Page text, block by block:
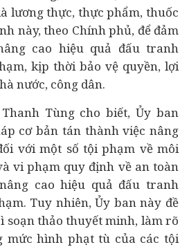
lương thực, thực phẩm, thuốc
này, theo Chính phủ, để đảm
cao hiệu quả đấu tranh
kịp thời bảo vệ quyền, lợi
nước, công dân.
Tùng cho biết, Ủy ban
cơ bản tán thành việc nâng
với một số tội phạm về môi
vi phạm quy định về an toàn
cao hiệu quả đấu tranh
Tuy nhiên, Ủy ban này đề
soạn thảo thuyết minh, làm rõ
mức hình phạt tù của các tội